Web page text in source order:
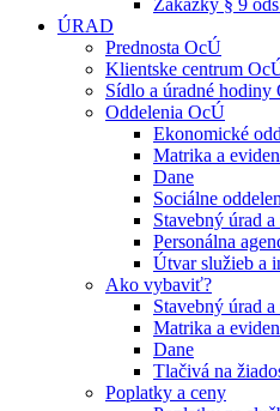
Zakázky § 9
ÚRAD
Prednosta OcÚ
Klientske centrum
Sídlo a úradné hodiny
Oddelenia OcÚ
Ekonomické
Matrika a
Dane
Sociálne
Stavebný úrad
Personálna
Útvar služieb a
Ako vybaviť?
Stavebný úrad
Matrika a
Dane
Tlačivá na
Poplatky a ceny